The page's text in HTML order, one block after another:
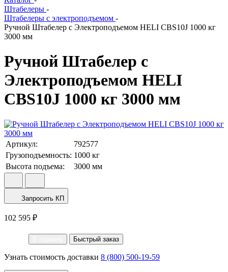
Штабелеры -
Штабелеры с электроподъемом -
Ручной Штабелер с Электроподъемом HELI CBS10J 1000 кг
3000 мм
Ручной Штабелер с
Электроподъемом HELI
CBS10J 1000 кг 3000 мм
Артикул:
792577
Грузоподъемность: 1000 кг
Высота подъема:
3000 мм
Запросить КП
102 595 ₽
Быстрый заказ
Узнать стоимость доставки 8 (800) 500-19-59